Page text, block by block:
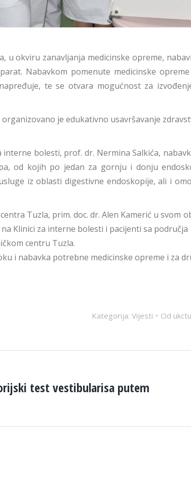
u okviru zanavljanja medicinske opreme,
Nabavkom pomenute medicinske
te se otvara mogućnost za
je edukativno usavršavanje
bolesti, prof. dr. Nermina Salkića,
od kojih po jedan za gornju i donju
iz oblasti digestivne endoskopije, ali i
Tuzla, prim. doc. dr. Alen Kamerić u svom
Klinici za interne bolesti i pacijenti sa
centru Tuzla.
i nabavka potrebne medicinske opreme i za
Kategorija: Vijesti Od
test vestibularisa putem